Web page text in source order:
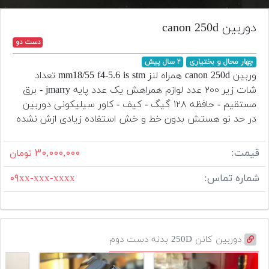
تجهیزات
مکث
افزودن
محصول
دست
دوم
قیمت
بله
دوربین canon 250d
دست دو
چهار محال و بختیاری ۲ سال پیش
وربین canon 250d همراه لنز mm18/55 f4-5.6 is stm تعداد
شات زیر ۲۰۰ عدد لوازم همراهش یک عدد پایه jmarry - برق
مستقیم - حافظه ۱۲۸ گیگ - کیف - کاور سیلیکونی دوربین
در حد نو هستش بدون خط و خش استفاده زیادی ازش نشده
قیمت: ۳۰,۰۰۰,۰۰۰ تومان
شماره تماس: ۰۹xx-xxx-xxxx
دوربین کانن 250D بدنه دست دوم